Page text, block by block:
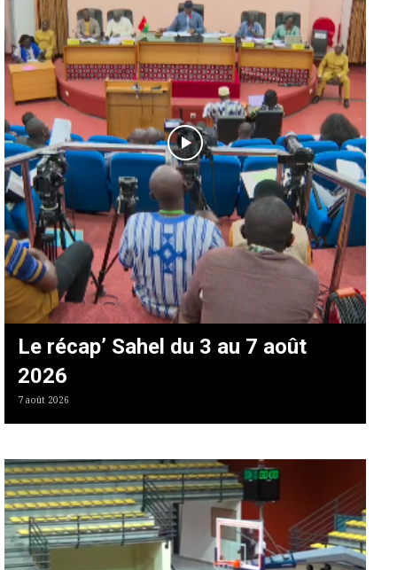
Le récap’ Sahel du 3 au 7 août
2026
7 août 2026